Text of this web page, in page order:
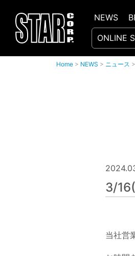
NEWS
ONLINE
Home > NEWS > ニュース >
3/
当社営